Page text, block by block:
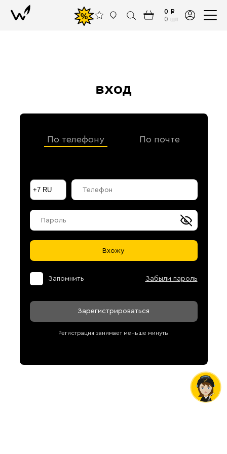
%
0 ₽
0 шт
вход
По телефону По почте
Вхожу
Запомнить Забыли пароль
Зарегистрироваться
Регистрация занимает меньше минуты